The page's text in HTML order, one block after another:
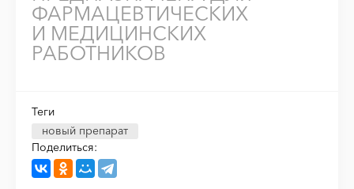
ФАРМАЦЕВТИЧЕСКИХ
И МЕДИЦИНСКИХ
РАБОТНИКОВ
Теги
новый препарат
Поделиться: